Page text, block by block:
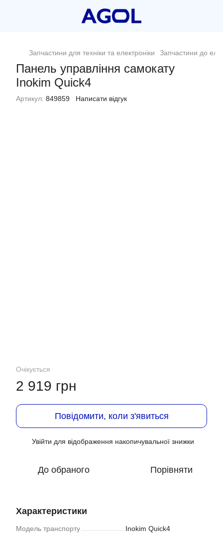
Запчастини для техніки та електроніки Запчастини до
Панель управління самокату
Inokim Quick4
Артикул: 849859 Написати відгук
Очікується
2 919 грн
Повідомити, коли з'явиться
Увійти для відображення накопичувальної знижки
До обраного Порівняти
Характеристики
Модель транспорту Inokim Quick4